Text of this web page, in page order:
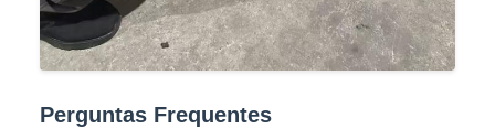
Perguntas Frequentes